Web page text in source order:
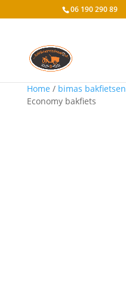
06 190 290 89
Home / bimas bakfietsen
Economy bakfiets